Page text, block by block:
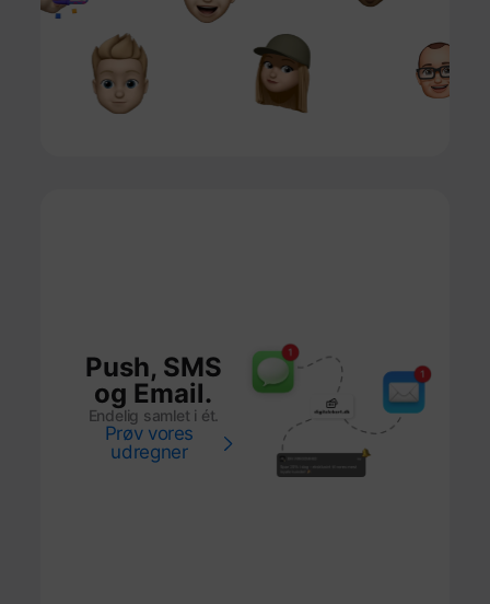
Push, SMS
og Email.
Endelig samlet i ét.
Prøv vores
udregner